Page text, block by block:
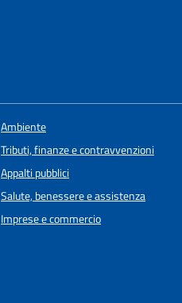
Ambiente
Tributi, finanze e contravvenzioni
Appalti pubblici
Salute, benessere e assistenza
Imprese e commercio